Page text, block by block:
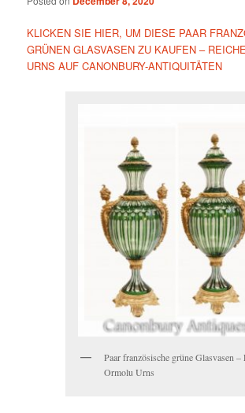
KLICKEN SIE HIER, UM DIESE PAAR
GRÜNEN GLASVASEN ZU KAUFEN –
URNS AUF CANONBURY-ANTIQUITÄTEN
Paar französische grüne Glasvasen –
Ormolu Urns